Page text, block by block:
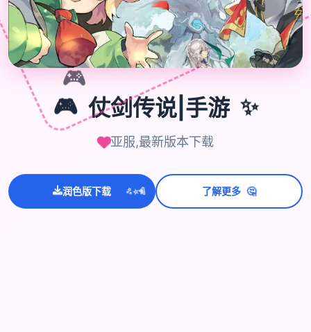
🎮
🎮 仗剑传说|手游 ✨
亚服,最新版本下载
润色版下载 ✨⭐💫 了解更多 🤔